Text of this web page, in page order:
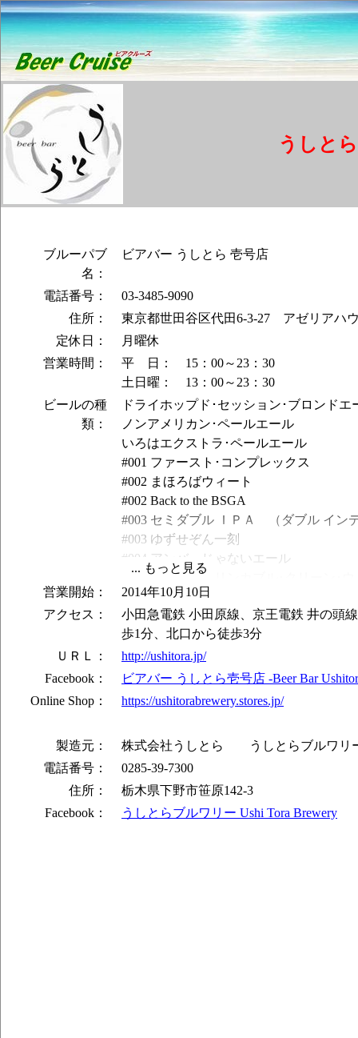
うしとら
ブルーパブ
名：
ビアバー うしとら 壱号店
電話番号：
03-3485-9090
住所：
東京都世田谷区代田6-3-27 アゼリアハ
定休日：
月曜休
営業時間：
平 日： 15：00～23：30
土日曜： 13：00～23：30
ビールの種
類：
ドライホップド･セッション･ブロンドエ
ノンアメリカン･ペールエール
いろはエクストラ･ペールエール
#001 ファースト･コンプレックス
#002 まほろばウィート
#002 Back to the BSGA
#003 セミダブル ＩＰＡ （ダブル イン
#003 ゆずせぞん一刻
#004 アンバーじゃないエール
#004 すこぶるドリンカブル･クリーン･
#005 3×3＝九周年"Thank You"Ale
#005 わ
#006 Hey！パイナポー！
#006 がぶ飲みセッション･ペールエー
ール）
#007 こぶみかん入れちゃいました
#008 キラ星シトラスエール
#009 マシマシの黒'15
#011 不惑のアンバー ～闇夜の灯火～
#012 Th(r)e(e) IPA
営業開始：
2014年10月10日
アクセス：
小田急電鉄 小田原線、京王電鉄 井の頭
歩1分、北口から徒歩3分
ＵＲＬ：
http://ushitora.jp/
Facebook：
ビアバー うしとら壱号店 -Beer Bar
Online Shop：
https://ushitorabrewery.stores.jp/
製造元：
株式会社うしとら うしとらブルワリ
電話番号：
0285-39-7300
住所：
栃木県下野市笹原142-3
Facebook：
うしとらブルワリー Ushi Tora Brewery